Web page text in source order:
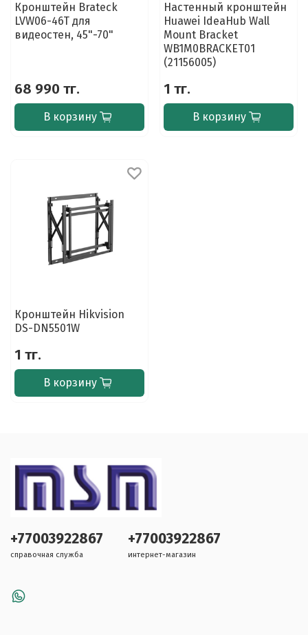
Кронштейн Brateck
LVW06-46T для
видеостен, 45"-70"
68 990 тг.
В корзину
Настенный кронштейн
Huawei IdeaHub Wall
Mount Bracket
WB1M0BRACKET01
(21156005)
1 тг.
В корзину
Кронштейн Hikvision
DS-DN5501W
1 тг.
В корзину
+77003922867
справочная служба
+77003922867
интернет-магазин